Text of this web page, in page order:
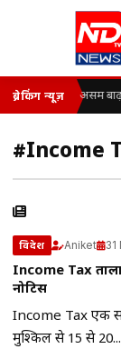
ब्रेकिंग न्यूज़ असम बाढ़
#Income
विदेश Aniket 31
Income Tax
नोटिस
Income Tax एक
मुश्किल से 15 से 20...